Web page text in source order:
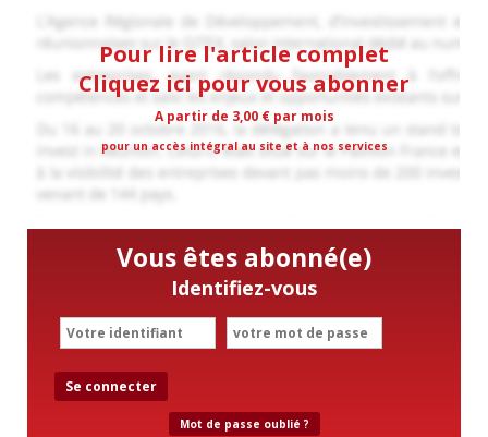
Pour lire l'article complet
Cliquez ici pour vous abonner
A partir de 3,00 € par mois
pour un accès intégral au site et à nos services
Vous êtes abonné(e)
Identifiez-vous
Se connecter
Mot de passe oublié ?